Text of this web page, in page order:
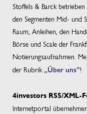
Stoffels & Barck
den Segmenten Mid- und
Raum, Anleihen, den
Börse und Scale der
Notierungsaufnahmen.
der Rubrik „Über uns”!
4investors RSS/XML-
Internetportal